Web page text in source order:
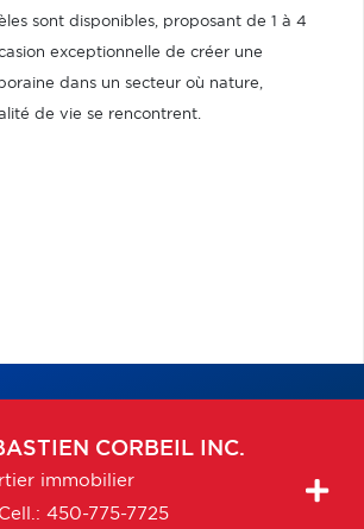
sont disponibles, proposant de 1 à 4
exceptionnelle de créer une
dans un secteur où nature,
de vie se rencontrent.
CORBEIL INC.
immobilier
Cell.: 450-775-7725